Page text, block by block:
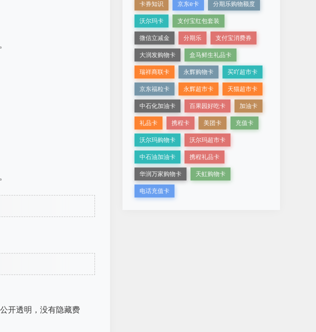
开透明，没有隐藏费
卡券知识 京东e卡 分期乐购物额度
沃尔玛卡 支付宝红包套装
微信立减金 分期乐 支付宝消费券
大润发购物卡 盒马鲜生礼品卡
瑞祥商联卡 永辉购物卡 买吖超市卡
京东福粒卡 永辉超市卡 天猫超市卡
中石化加油卡 百果园好吃卡 加油卡
礼品卡 携程卡 美团卡 充值卡
沃尔玛购物卡 沃尔玛超市卡
中石油加油卡 携程礼品卡
华润万家购物卡 天虹购物卡
电话充值卡